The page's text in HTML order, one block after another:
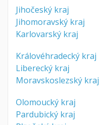
Jihočeský kraj
Jihomoravský kraj
Karlovarský kraj
Královéhradecký kraj
Liberecký kraj
Moravskoslezský kraj
Olomoucký kraj
Pardubický kraj